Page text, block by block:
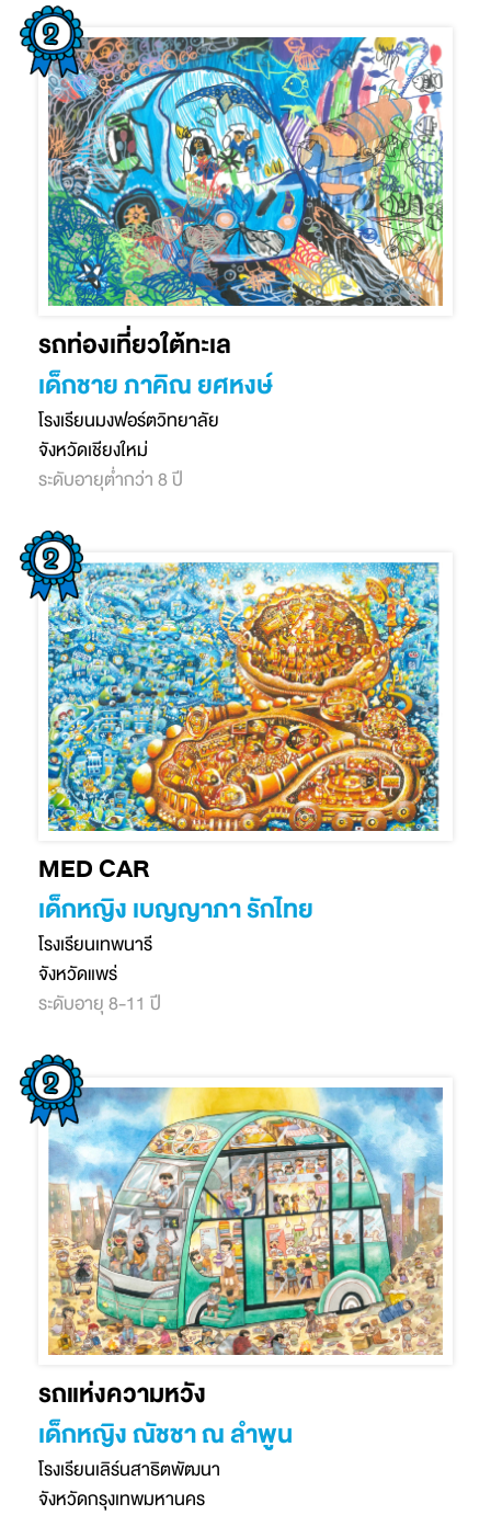
รถท่องเที่ยวใต้ทะเล
เด็กชาย ภาคิณ ยศหงษ์
โรงเรียนมงฟอร์ตวิทยาลัย
จังหวัดเชียงใหม่
ระดับอายุต่ำกว่า 8 ปี
MED CAR
เด็กหญิง เบญญาภา รักไทย
โรงเรียนเทพนารี
จังหวัดแพร่
ระดับอายุ 8-11 ปี
รถแห่งความหวัง
เด็กหญิง ณัชชา ณ ลำพูน
โรงเรียนเลิร์นสาธิตพัฒนา
จังหวัดกรุงเทพมหานคร